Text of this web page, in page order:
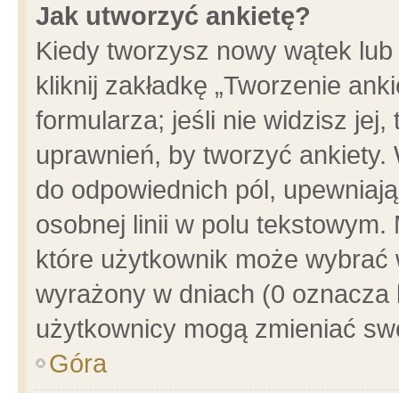
Jak utworzyć ankietę?
Kiedy tworzysz nowy wątek
kliknij zakładkę „Tworzenie
formularza; jeśli nie widzisz
uprawnień, by tworzyć ankiety.
do odpowiednich pól,
osobnej linii w polu
które użytkownik może
wyrażony w dniach (0
użytkownicy mogą zmieniać
Góra